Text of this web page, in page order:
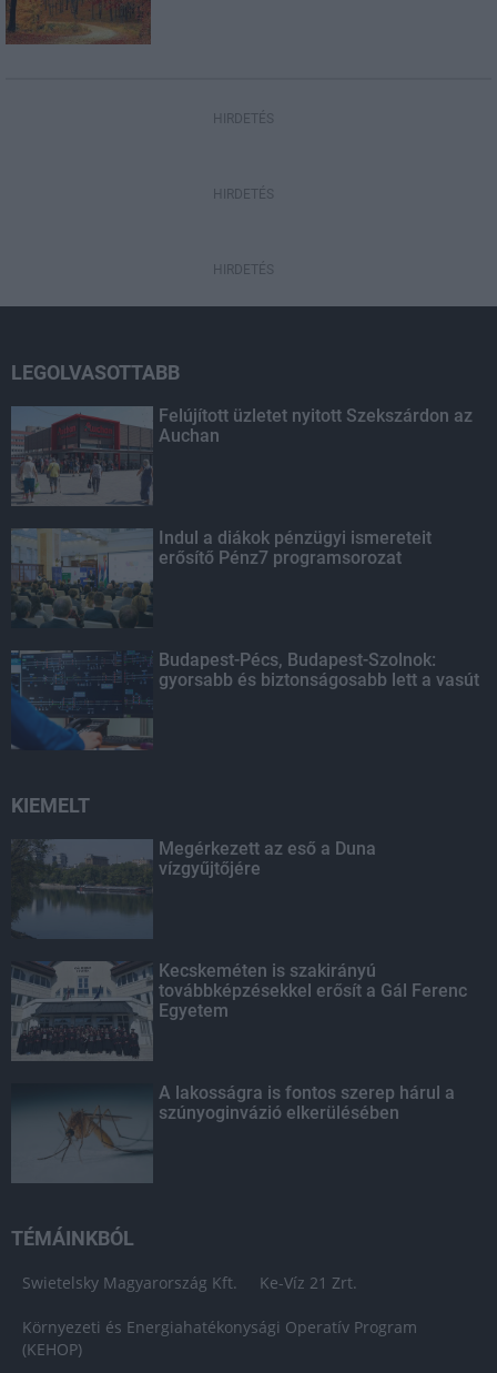
HIRDETÉS
HIRDETÉS
HIRDETÉS
LEGOLVASOTTABB
Felújított üzletet nyitott Szekszárdon az
Auchan
Indul a diákok pénzügyi ismereteit
erősítő Pénz7 programsorozat
Budapest-Pécs, Budapest-Szolnok:
gyorsabb és biztonságosabb lett a vasút
KIEMELT
Megérkezett az eső a Duna
vízgyűjtőjére
Kecskeméten is szakirányú
továbbképzésekkel erősít a Gál Ferenc
Egyetem
A lakosságra is fontos szerep hárul a
szúnyoginvázió elkerülésében
TÉMÁINKBÓL
Swietelsky Magyarország Kft. Ke-Víz 21 Zrt.
Környezeti és Energiahatékonysági Operatív Program
(KEHOP)